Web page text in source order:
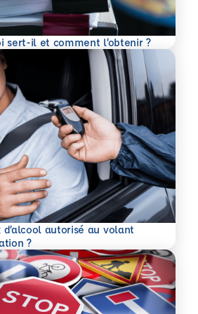
sert-il et comment l’obtenir ?
autorisé au volant
?